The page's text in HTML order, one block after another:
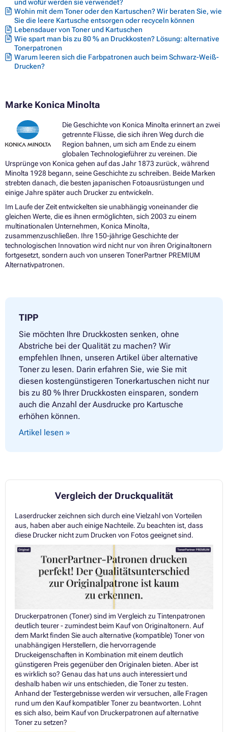
und wofür werden sie verwendet?
Wohin mit dem Toner oder den Kartuschen? Wir beraten Sie, wie
Sie die leere Kartusche entsorgen oder recyceln können
Lebensdauer von Toner und Kartuschen
Wie spart man bis zu 80 % an Druckkosten? Lösung: alternative
Tonerpatronen
Warum leeren sich die Farbpatronen auch beim Schwarz-Weiß-
Drucken?
Marke Konica Minolta
Die Geschichte von Konica Minolta erinnert an zwei
getrennte Flüsse, die sich ihren Weg durch die
Region bahnen, um sich am Ende zu einem
globalen Technologieführer zu vereinen. Die
Ursprünge von Konica gehen auf das Jahr 1873 zurück, während
Minolta 1928 begann, seine Geschichte zu schreiben. Beide Marken
strebten danach, die besten japanischen Fotoausrüstungen und
einige Jahre später auch Drucker zu entwickeln.
Im Laufe der Zeit entwickelten sie unabhängig voneinander die
gleichen Werte, die es ihnen ermöglichten, sich 2003 zu einem
multinationalen Unternehmen, Konica Minolta,
zusammenzuschließen. Ihre 150-jährige Geschichte der
technologischen Innovation wird nicht nur von ihren Originaltonern
fortgesetzt, sondern auch von unseren TonerPartner PREMIUM
Alternativpatronen.
TIPP
Sie möchten Ihre Druckkosten senken, ohne
Abstriche bei der Qualität zu machen? Wir
empfehlen Ihnen, unseren Artikel über alternative
Toner zu lesen. Darin erfahren Sie, wie Sie mit
diesen kostengünstigeren Tonerkartuschen nicht nur
bis zu 80 % Ihrer Druckkosten einsparen, sondern
auch die Anzahl der Ausdrucke pro Kartusche
erhöhen können.
Artikel lesen »
Vergleich der Druckqualität
Laserdrucker zeichnen sich durch eine Vielzahl von Vorteilen
aus, haben aber auch einige Nachteile. Zu beachten ist, dass
diese Drucker nicht zum Drucken von Fotos geeignet sind.
Druckerpatronen (Toner) sind im Vergleich zu Tintenpatronen
deutlich teurer - zumindest beim Kauf von Originaltonern. Auf
dem Markt finden Sie auch alternative (kompatible) Toner von
unabhängigen Herstellern, die hervorragende
Druckeigenschaften in Kombination mit einem deutlich
günstigeren Preis gegenüber den Originalen bieten. Aber ist
es wirklich so? Genau das hat uns auch interessiert und
deshalb haben wir uns entschieden, die Toner zu testen.
Anhand der Testergebnisse werden wir versuchen, alle Fragen
rund um den Kauf kompatibler Toner zu beantworten. Lohnt
es sich also, beim Kauf von Druckerpatronen auf alternative
Toner zu setzen?